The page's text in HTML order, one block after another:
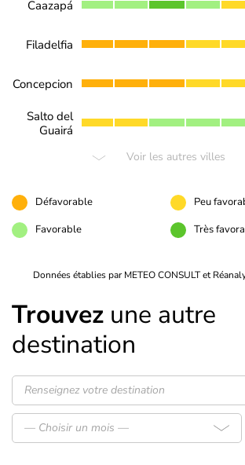
Caazapá
Filadelfia
Concepcion
Salto del
Guairá
Voir les autres villes
Défavorable
Peu
Favorable
Très
Données établies par METEO CONSULT et
Trouvez une autre
destination
— Choisir un mois —